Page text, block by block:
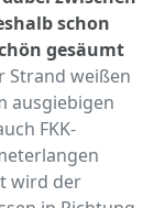
schon
gesäumt
Strand weißen
ausgiebigen
FKK-
wird der